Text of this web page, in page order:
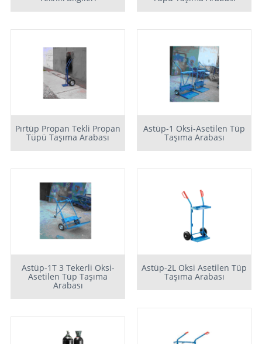
Pırtüp Propan Tekli Propan
Tüpü Taşıma Arabası
Astüp-1 Oksi-Asetilen Tüp
Taşıma Arabası
Astüp-1T 3 Tekerli Oksi-
Asetilen Tüp Taşıma
Arabası
Astüp-2L Oksi Asetilen Tüp
Taşıma Arabası